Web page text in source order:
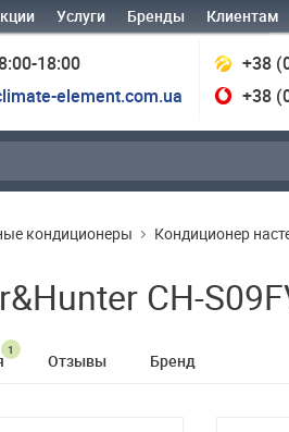
Услуги Бренды Клиентам
18:00
element.com.ua
+38
+38
кондиционеры Кондиционер
CH-
1
Отзывы Бренд